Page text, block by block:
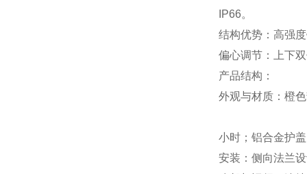
IP66。
结构优势：高强
偏心调节：上下
产品结构：
外观与材质：橙
小时；铝合金护
安装：侧向法兰